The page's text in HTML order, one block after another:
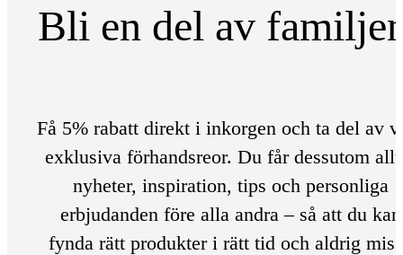
Bli en del av
Få 5% rabatt direkt i inkorgen och ta del av
exklusiva förhandsreor. Du får dessutom
nyheter, inspiration, tips och personliga
erbjudanden före alla andra – så att du kan
fynda rätt produkter i rätt tid och aldrig